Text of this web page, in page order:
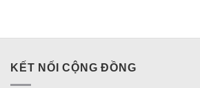
KẾT NỐI CỘNG ĐỒNG